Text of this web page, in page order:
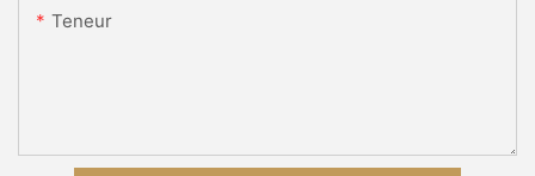
Teneur